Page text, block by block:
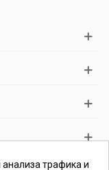
в ЕГР 2 673 000
трафика и